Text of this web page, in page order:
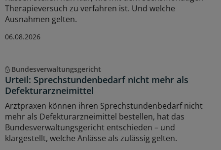
Therapieversuch zu verfahren ist. Und welche
Ausnahmen gelten.
06.08.2026
Bundesverwaltungsgericht
Urteil: Sprechstundenbedarf nicht mehr als
Defekturarzneimittel
Arztpraxen können ihren Sprechstundenbedarf nicht
mehr als Defekturarzneimittel bestellen, hat das
Bundesverwaltungsgericht entschieden – und
klargestellt, welche Anlässe als zulässig gelten.